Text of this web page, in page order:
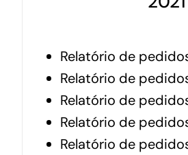
Turismo
Para os negócios voltados aos
turismo
Relatório de
Relatório de
Relatório de
Relatório de
Relatório de